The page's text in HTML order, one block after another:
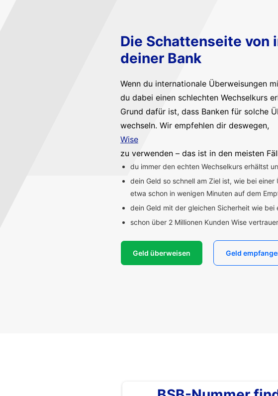
Die Schattenseite von
deiner Bank
Wenn du internationale Überweisungen
du dabei einen schlechten Wechselkurs
Grund dafür ist, dass Banken für solche
wechseln. Wir empfehlen dir deswegen,
Wise
zu verwenden – das ist in den meisten
du immer den echten Wechselkurs erhältst
dein Geld so schnell am Ziel ist, wie bei
etwa schon in wenigen Minuten auf dem
dein Geld mit der gleichen Sicherheit wie
schon über 2 Millionen Kunden Wise
Geld überweisen Geld